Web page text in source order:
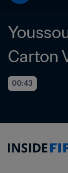
Carton
00:43